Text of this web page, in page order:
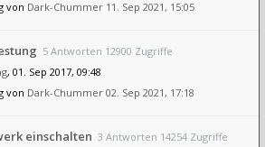
von Dark-Chummer 11. Sep 2021, 15:05
5 Antworten 12900 Zugriffe
, 01. Sep 2017, 09:48
von Dark-Chummer 02. Sep 2021, 17:18
einschalten 3 Antworten 14254 Zugriffe